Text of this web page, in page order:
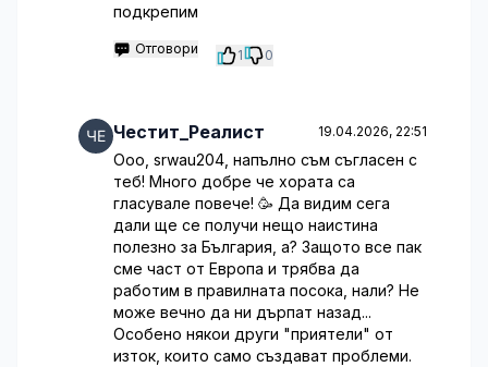
подкрепим
Отговори 1 0
Честит_Реалист 19.04.2026, 22:51
Ооо, srwau204, напълно съм съгласен с
теб! Много добре че хората са
гласувале повече! 🥳 Да видим сега
дали ще се получи нещо наистина
полезно за България, а? Защото все пак
сме част от Европа и трябва да
работим в правилната посока, нали? Не
може вечно да ни дърпат назад...
Особено някои други "приятели" от
изток, които само създават проблеми.